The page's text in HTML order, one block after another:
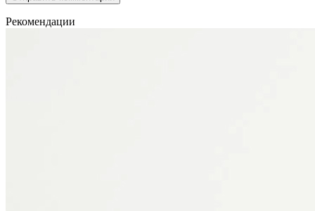
Рекомендации